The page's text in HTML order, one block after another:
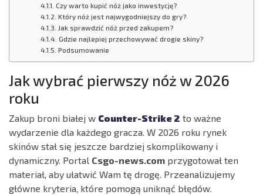
Czy warto kupić nóż jako inwestycję?
Który nóż jest najwygodniejszy do gry?
Jak sprawdzić nóż przed zakupem?
Gdzie najlepiej przechowywać drogie skiny?
Podsumowanie
Jak wybrać pierwszy nóż w 2026
roku
Zakup broni białej w Counter-Strike 2 to ważne
wydarzenie dla każdego gracza. W 2026 roku rynek
skinów stał się jeszcze bardziej skomplikowany i
dynamiczny. Portal Csgo-news.com przygotował ten
materiał, aby ułatwić Wam tę drogę. Przeanalizujemy
główne kryteria, które pomogą uniknąć błędów.